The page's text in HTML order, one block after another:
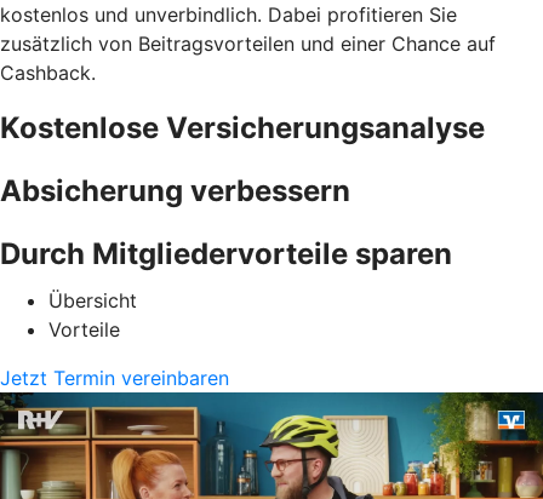
kostenlos und unverbindlich. Dabei profitieren Sie
zusätzlich von Beitragsvorteilen und einer Chance auf
Cashback.
Kostenlose Versicherungsanalyse
Absicherung verbessern
Durch Mitgliedervorteile sparen
Übersicht
Vorteile
Jetzt Termin vereinbaren